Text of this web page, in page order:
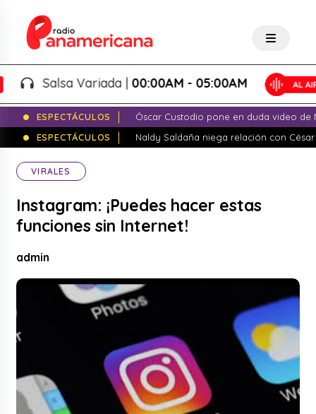
Salsa Variada |00:00AM - 05:00AM
ESPECTÁCULOS
Óscar Custodio pone en duda video de
ESPECTÁCULOS
Naldy Saldaña niega relación con
VIRALES
Instagram: ¡Puedes hacer estas
funciones sin Internet!
admin